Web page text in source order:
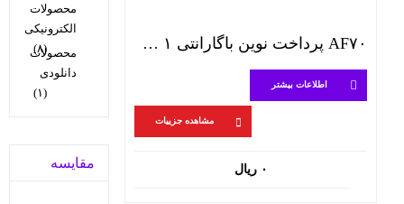
AF۷۰ پرداخت نوین باگارانتی ۱ ساله
اطلاعات بیشتر
مشاهده جزییات
۰ ریال
محصولات
الکترونیکی
(۸)
محصولات
دانلودی
(۱)
مقایسه